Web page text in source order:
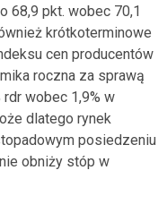
68,9 pkt. wobec 70,1
krótkoterminowe
cen producentów
roczna za sprawą
wobec 1,9% w
dlatego rynek
posiedzeniu
obniży stóp w